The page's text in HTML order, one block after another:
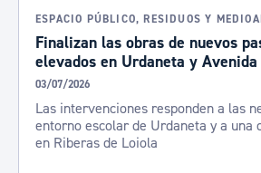
ESPACIO PÚBLICO, RESIDUOS Y
Finalizan las obras de nuevos
elevados en Urdaneta y
03/07/2026
Las intervenciones responden a las
entorno escolar de Urdaneta y a una
en Riberas de Loiola